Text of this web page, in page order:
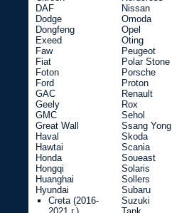
DAF
Dodge
Dongfeng
Exeed
Faw
Fiat
Foton
Ford
GAC
Geely
GMC
Great Wall
Haval
Hawtai
Honda
Hongqi
Huanghai
Hyundai
Creta (2016-
Nissan
Omoda
Opel
Oting
Peugeot
Polar Stone
Porsche
Proton
Renault
Rox
Sehol
Ssang Yong
Skoda
Scania
Soueast
Solaris
Sollers
Subaru
Suzuki